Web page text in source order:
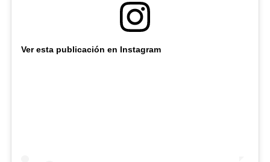
Ver esta publicación en Instagram